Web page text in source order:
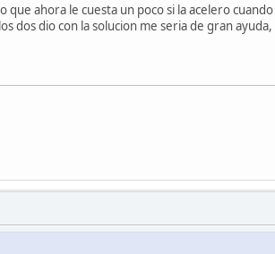
ahora le cuesta un poco si la acelero
dos dio con la solucion me seria de gran